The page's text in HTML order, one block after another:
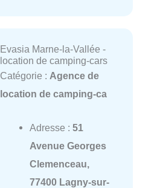
Evasia Marne-la-Vallée -
location de camping-cars
Catégorie : Agence de
location de camping-ca
Adresse : 51
Avenue Georges
Clemenceau,
77400 Lagny-sur-